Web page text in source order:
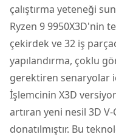
çalıştırma yeteneği
Ryzen 9 9950X3D'nin
çekirdek ve 32 iş
yapılandırma, çoklu
gerektiren senaryolar
İşlemcinin X3D
artıran yeni nesil 3D
donatılmıştır. Bu